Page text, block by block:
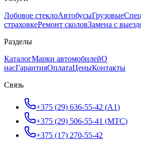
Лобовое стеклоАвтобусыГрузовые
страховкеРемонт сколовЗамена с
Разделы
КаталогМарки автомобилейО
насГарантияОплатаЦеныКонтакты
Связь
+375 (29) 636-55-42 (A1)
+375 (29) 506-55-41 (МТС)
+375 (17) 270-55-42